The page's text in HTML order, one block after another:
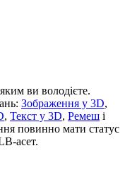
ви володієте.
Зображення у 3D,
, Текст у 3D, Ремеш і
повинно мати статус
асет.